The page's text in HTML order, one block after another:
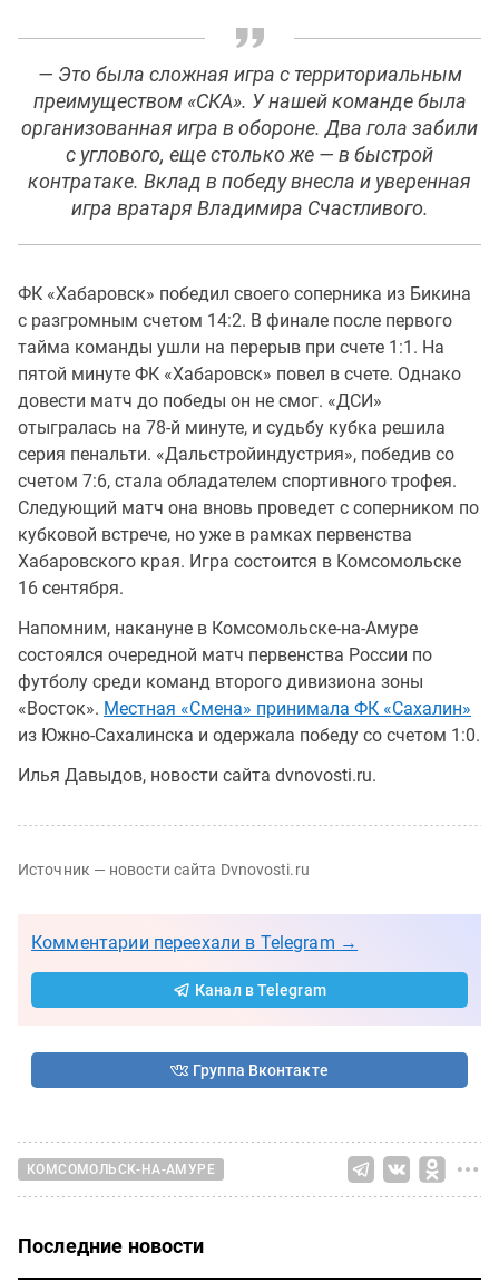
— Это была сложная игра с территориальным
преимуществом «СКА». У нашей команде была
организованная игра в обороне. Два гола забили
с углового, еще столько же — в быстрой
контратаке. Вклад в победу внесла и уверенная
игра вратаря Владимира Счастливого.
ФК «Хабаровск» победил своего соперника из Бикина
с разгромным счетом 14:2. В финале после первого
тайма команды ушли на перерыв при счете 1:1. На
пятой минуте ФК «Хабаровск» повел в счете. Однако
довести матч до победы он не смог. «ДСИ»
отыгралась на 78-й минуте, и судьбу кубка решила
серия пенальти. «Дальстройиндустрия», победив со
счетом 7:6, стала обладателем спортивного трофея.
Следующий матч она вновь проведет с соперником по
кубковой встрече, но уже в рамках первенства
Хабаровского края. Игра состоится в Комсомольске
16 сентября.
Напомним, накануне в Комсомольске-на-Амуре
состоялся очередной матч первенства России по
футболу среди команд второго дивизиона зоны
«Восток». Местная «Смена» принимала ФК «Сахалин»
из Южно-Сахалинска и одержала победу со счетом 1:0.
Илья Давыдов, новости сайта dvnovosti.ru.
Источник — новости сайта Dvnovosti.ru
Комментарии переехали в Telegram →
Канал в Telegram
Группа Вконтакте
КОМСОМОЛЬСК-НА-АМУРЕ
Последние новости